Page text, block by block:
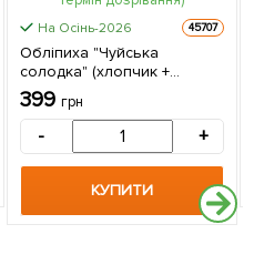
На Осінь-2026 45707
Обліпиха "Чуйська
солодка" (хлопчик +
дівчинка) комплект 2шт
(ранній термін дозрівання)
399 грн
- +
КУПИТИ